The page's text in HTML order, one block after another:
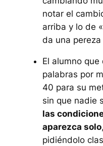
notar el
arriba y lo de
da una
El alumno
palabras por
40 para su
sin que nadie
las
aparezca solo
pidiéndolo